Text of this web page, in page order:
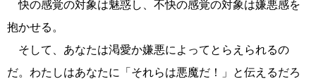
快の感覚の対象は魅惑し、不快の感覚の対象は嫌悪感を
抱かせる。
そして、あなたは渇愛か嫌悪によってとらえられるの
だ。わたしはあなたに「それらは悪魔だ！」と伝えるだろ